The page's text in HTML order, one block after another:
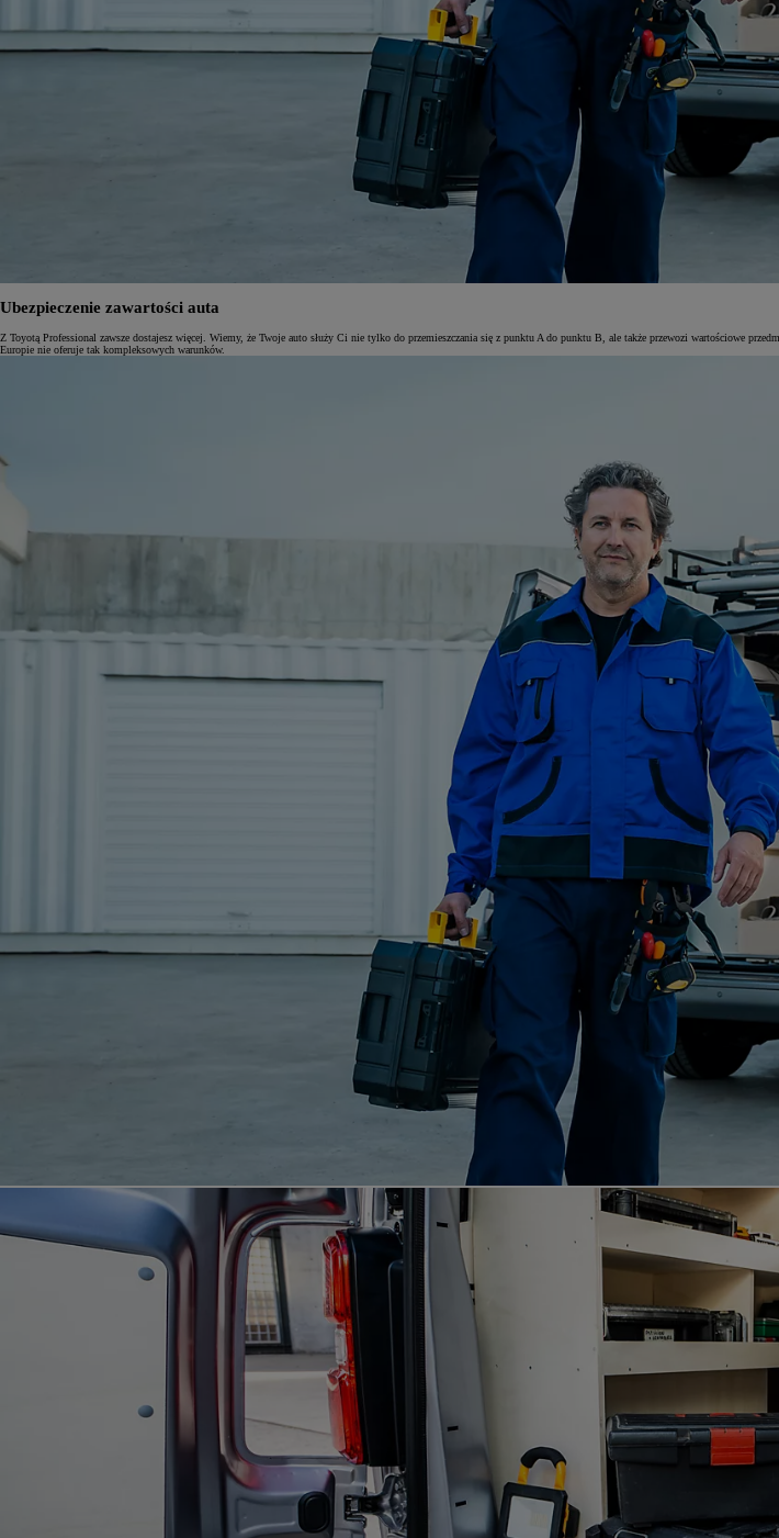
HYBRID
Ubezpieczenie zawartości auta
Z Toyotą Professional zawsze dostajesz więcej. Wiemy, że Twoje auto służy Ci nie tylko do przemieszczania się z punktu A do punktu B, ale także przewozi wartościowe
Europie nie oferuje tak kompleksowych warunków.